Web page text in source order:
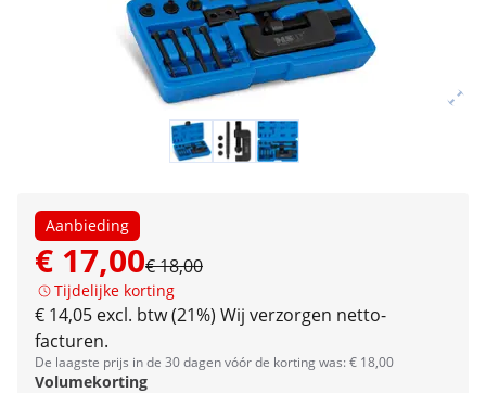
Aanbieding
€ 17,00€ 18,00
Tijdelijke korting
€ 14,05 excl. btw (21%) Wij verzorgen netto-
facturen.
De laagste prijs in de 30 dagen vóór de korting was: € 18,00
Volumekorting